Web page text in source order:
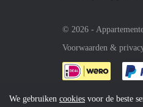
© 2026 -
Voorwaarden &
We gebruiken cookies voor de beste